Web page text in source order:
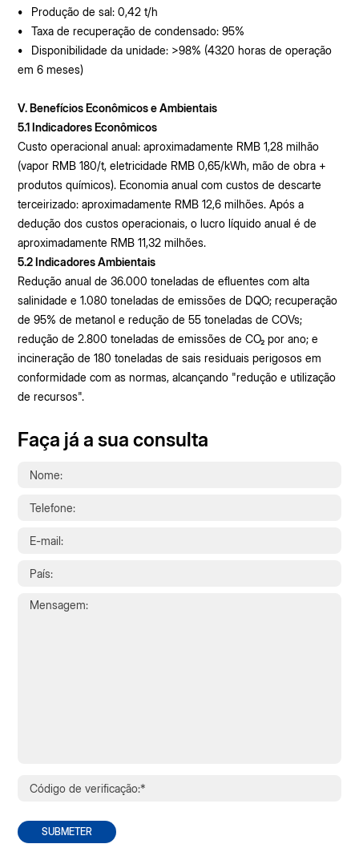
•
Produção de sal: 0,42 t/h
•
Taxa de recuperação de condensado: 95%
•
Disponibilidade da unidade: >98% (4320 horas de operação
em 6 meses)
V. Benefícios Econômicos e Ambientais
5.1 Indicadores Econômicos
Custo operacional anual: aproximadamente RMB 1,28 milhão
(vapor RMB 180/t, eletricidade RMB 0,65/kWh, mão de obra +
produtos químicos). Economia anual com custos de descarte
terceirizado: aproximadamente RMB 12,6 milhões. Após a
dedução dos custos operacionais, o lucro líquido anual é de
aproximadamente RMB 11,32 milhões.
5.2 Indicadores Ambientais
Redução anual de 36.000 toneladas de efluentes com alta
salinidade e 1.080 toneladas de emissões de DQO; recuperação
de 95% de metanol e redução de 55 toneladas de COVs;
redução de 2.800 toneladas de emissões de CO₂ por ano; e
incineração de 180 toneladas de sais residuais perigosos em
conformidade com as normas, alcançando "redução e utilização
de recursos".
Faça já a sua consulta
SUBMETER